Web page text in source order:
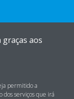
aos
permitido a
dos serviços que irá